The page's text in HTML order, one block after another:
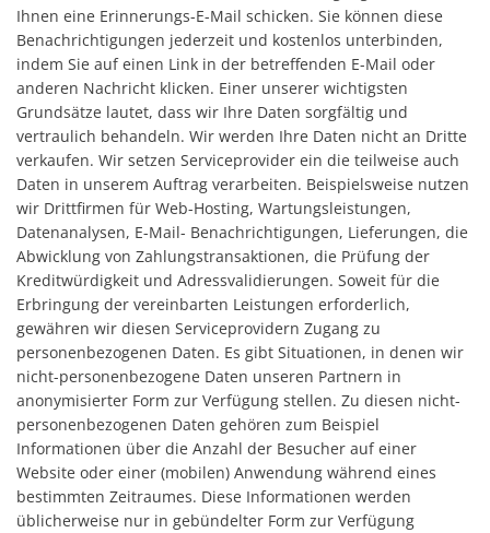
Ihnen eine Erinnerungs-E-Mail schicken. Sie können diese
Benachrichtigungen jederzeit und kostenlos unterbinden,
indem Sie auf einen Link in der betreffenden E-Mail oder
anderen Nachricht klicken. Einer unserer wichtigsten
Grundsätze lautet, dass wir Ihre Daten sorgfältig und
vertraulich behandeln. Wir werden Ihre Daten nicht an Dritte
verkaufen. Wir setzen Serviceprovider ein die teilweise auch
Daten in unserem Auftrag verarbeiten. Beispielsweise nutzen
wir Drittfirmen für Web-Hosting, Wartungsleistungen,
Datenanalysen, E-Mail- Benachrichtigungen, Lieferungen, die
Abwicklung von Zahlungstransaktionen, die Prüfung der
Kreditwürdigkeit und Adressvalidierungen. Soweit für die
Erbringung der vereinbarten Leistungen erforderlich,
gewähren wir diesen Serviceprovidern Zugang zu
personenbezogenen Daten. Es gibt Situationen, in denen wir
nicht-personenbezogene Daten unseren Partnern in
anonymisierter Form zur Verfügung stellen. Zu diesen nicht-
personenbezogenen Daten gehören zum Beispiel
Informationen über die Anzahl der Besucher auf einer
Website oder einer (mobilen) Anwendung während eines
bestimmten Zeitraumes. Diese Informationen werden
üblicherweise nur in gebündelter Form zur Verfügung